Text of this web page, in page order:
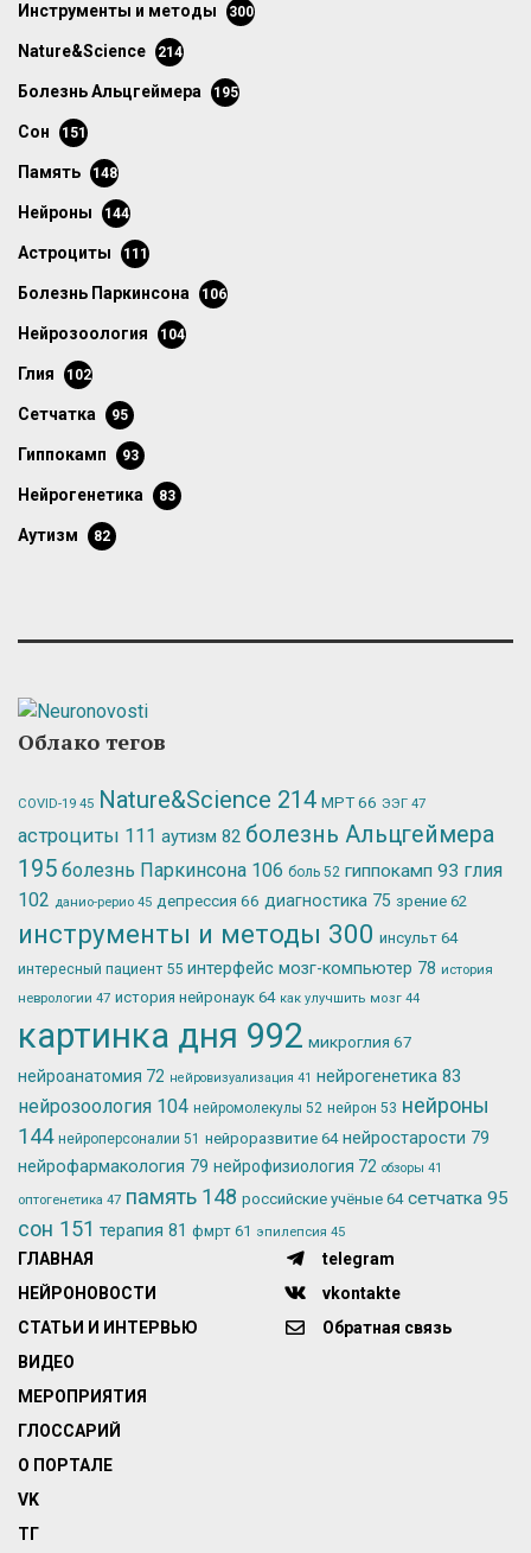
инструменты и методы 300
Nature&Science 214
болезнь Альцгеймера 195
сон 151
память 148
нейроны 144
астроциты 111
болезнь Паркинсона 106
нейрозоология 104
глия 102
сетчатка 95
гиппокамп 93
нейрогенетика 83
аутизм 82
Облако тегов
COVID-19 45 Nature&Science 214 МРТ66 ЭЭГ 47
астроциты 111 аутизм 82 болезнь Альцгеймера
195 болезнь Паркинсона 106 боль 52 гиппокамп 93 глия
102 данио-рерио 45 депрессия 66 диагностика 75 зрение 62
инструменты и методы 300 инсульт 64
интересный пациент 55 интерфейс мозг-компьютер 78 история
неврологии 47 история нейронаук 64 как улучшить мозг 44
картинка дня 992 микроглия 67
нейроанатомия 72 нейровизуализация 41 нейрогенетика 83
нейрозоология 104 нейромолекулы 52 нейрон 53 нейроны
144 нейроперсоналии 51 нейроразвитие 64 нейростарости 79
нейрофармакология 79 нейрофизиология 72 обзоры 41
оптогенетика 47 память 148 российские учёные 64 сетчатка 95
сон 151 терапия 81 фмрт 61 эпилепсия 45
ГЛАВНАЯ
НЕЙРОНОВОСТИ
СТАТЬИ И ИНТЕРВЬЮ
ВИДЕО
МЕРОПРИЯТИЯ
ГЛОССАРИЙ
О ПОРТАЛЕ
VK
ТГ
telegram
vkontakte
Обратная связь